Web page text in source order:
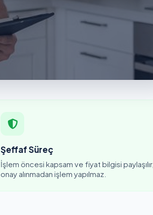
Şeffaf Süreç
İşlem öncesi kapsam ve fiyat bilgisi paylaşılır,
onay alınmadan işlem yapılmaz.